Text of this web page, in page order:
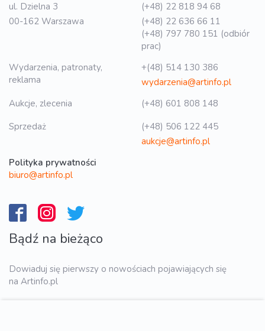
ul. Dzielna 3
00-162 Warszawa
(+48) 22 818 94 68
(+48) 22 636 66 11
(+48) 797 780 151 (odbiór
prac)
Wydarzenia, patronaty,
reklama
+(48) 514 130 386
wydarzenia@artinfo.pl
Aukcje, zlecenia
(+48) 601 808 148
Sprzedaż
(+48) 506 122 445
aukcje@artinfo.pl
Polityka prywatności
biuro@artinfo.pl
Bądź na bieżąco
Dowiaduj się pierwszy o nowościach pojawiających się
na Artinfo.pl